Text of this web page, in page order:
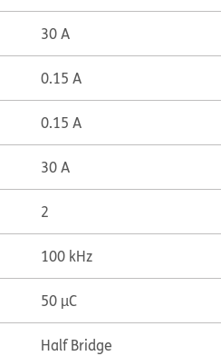
30 A
0.15 A
0.15 A
30 A
2
100 kHz
50 µC
Half Bridge